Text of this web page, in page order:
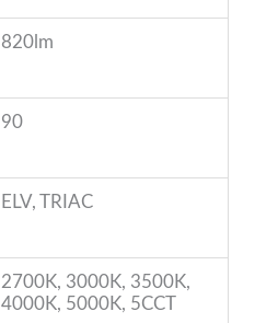
820lm
90
ELV, TRIAC
2700K, 3000K, 3500K,
4000K, 5000K, 5CCT